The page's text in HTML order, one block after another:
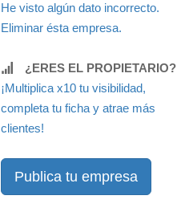
He visto algún dato incorrecto.
Eliminar ésta empresa.
¿ERES EL PROPIETARIO?
¡Multiplica x10 tu visibilidad,
completa tu ficha y atrae más
clientes!
Publica tu empresa